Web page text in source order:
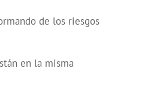
de los riesgos
en la misma